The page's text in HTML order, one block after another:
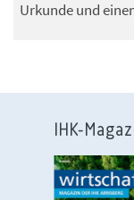
Urkunde und
IHK-